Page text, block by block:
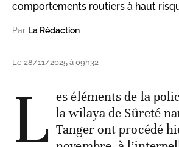
comportements routiers à haut
Par La Rédaction
Le 28/11/2025 à 09h32
L es éléments de la
la wilaya de Sûreté
Tanger ont procédé